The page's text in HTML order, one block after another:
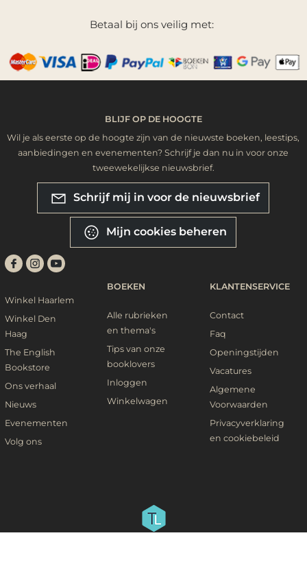
Betaal bij ons veilig met:
BLIJF OP DE HOOGTE
Wil je als eerste op de hoogte zijn van de nieuwste boeken, leestips,
aanbiedingen en evenementen? Schrijf je dan nu in voor onze
tweewekelijkse nieuwsbrief.
Schrijf mij in voor de nieuwsbrief
Mijn cookies beheren
Winkel Haarlem
Winkel Den
Haag
The English
Bookstore
Ons verhaal
Nieuws
Evenementen
Volg ons
BOEKEN
Alle rubrieken
en thema's
Tips van onze
booklovers
Inloggen
Winkelwagen
KLANTENSERVICE
Contact
Faq
Openingstijden
Vacatures
Algemene
Voorwaarden
Privacyverklaring
en cookiebeleid